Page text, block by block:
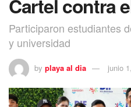
Cartel contra
Participaron estudiantes
y universidad
by playa al dia junio